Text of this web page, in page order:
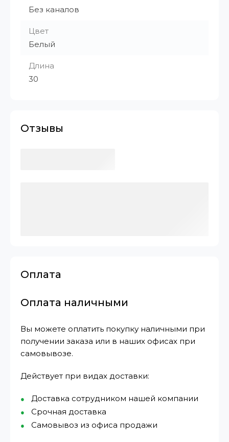
Без каналов
Цвет
Белый
Длина
30
Отзывы
Оплата
Оплата наличными
Вы можете оплатить покупку наличными при
получении заказа или в наших офисах при
самовывозе.
Действует при видах доставки:
Доставка сотрудником нашей компании
Срочная доставка
Самовывоз из офиса продажи